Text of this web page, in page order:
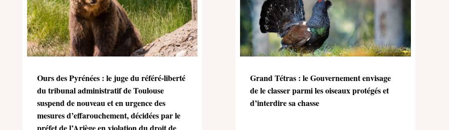
Ours des Pyrénées : le juge du référé-liberté
du tribunal administratif de Toulouse
suspend de nouveau et en urgence des
mesures d’effarouchement, décidées par le
Grand Tétras : le Gouvernement envisage
de le classer parmi les oiseaux protégés et
d’interdire sa chasse